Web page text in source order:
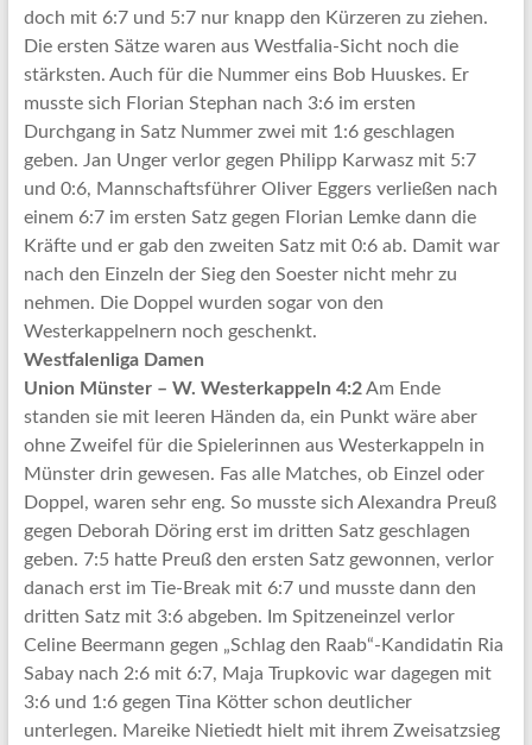
doch mit 6:7 und 5:7 nur knapp den Kürzeren zu ziehen.
Die ersten Sätze waren aus Westfalia-Sicht noch die
stärksten. Auch für die Nummer eins Bob Huuskes. Er
musste sich Florian Stephan nach 3:6 im ersten
Durchgang in Satz Nummer zwei mit 1:6 geschlagen
geben. Jan Unger verlor gegen Philipp Karwasz mit 5:7
und 0:6, Mannschaftsführer Oliver Eggers verließen nach
einem 6:7 im ersten Satz gegen Florian Lemke dann die
Kräfte und er gab den zweiten Satz mit 0:6 ab. Damit war
nach den Einzeln der Sieg den Soester nicht mehr zu
nehmen. Die Doppel wurden sogar von den
Westerkappelnern noch geschenkt.
Westfalenliga Damen
Union Münster – W. Westerkappeln 4:2Am Ende
standen sie mit leeren Händen da, ein Punkt wäre aber
ohne Zweifel für die Spielerinnen aus Westerkappeln in
Münster drin gewesen. Fas alle Matches, ob Einzel oder
Doppel, waren sehr eng. So musste sich Alexandra Preuß
gegen Deborah Döring erst im dritten Satz geschlagen
geben. 7:5 hatte Preuß den ersten Satz gewonnen, verlor
danach erst im Tie-Break mit 6:7 und musste dann den
dritten Satz mit 3:6 abgeben. Im Spitzeneinzel verlor
Celine Beermann gegen „Schlag den Raab“-Kandidatin Ria
Sabay nach 2:6 mit 6:7, Maja Trupkovic war dagegen mit
3:6 und 1:6 gegen Tina Kötter schon deutlicher
unterlegen. Mareike Nietiedt hielt mit ihrem Zweisatzsieg